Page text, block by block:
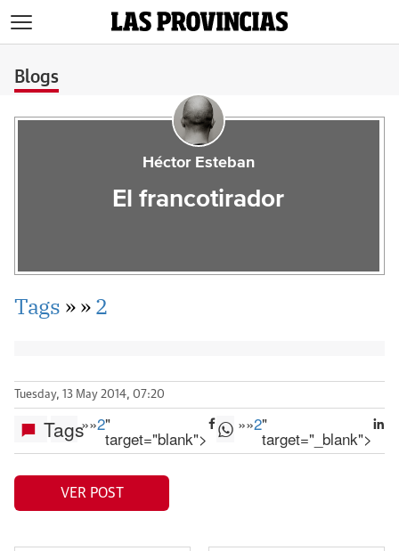
Blogs
Héctor Esteban
El francotirador
Tags »»2
Tuesday, 13 May 2014, 07:20
Tags»»2"
target="blank">
»»2"
target="_blank">
VER POST